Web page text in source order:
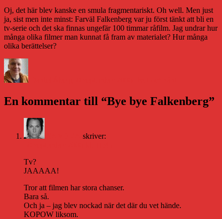
Oj, det här blev kanske en smula fragmentariskt. Oh well. Men just
ja, sist men inte minst: Farväl Falkenberg var ju först tänkt att bli en
tv-serie och det ska finnas ungefär 100 timmar råfilm. Jag undrar hur
många olika filmer man kunnat få fram av materialet? Hur många
olika berättelser?
En kommentar till “Bye bye Falkenberg”
skriver:
Tv?
JAAAAA!
Tror att filmen har stora chanser.
Bara så.
Och ja – jag blev nockad när det där du vet hände.
KOPOW liksom.